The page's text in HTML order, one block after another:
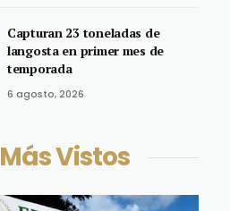
Capturan 23 toneladas de
langosta en primer mes de
temporada
6 agosto, 2026
Más Vistos